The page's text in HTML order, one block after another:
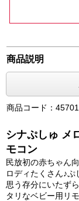
商品説明
商品コード：
シナぷしゅ メ
モコン
民放初の赤ちゃん
ロディたくさん♪ぷ
思う存分にいたず
タリなベビー用リ